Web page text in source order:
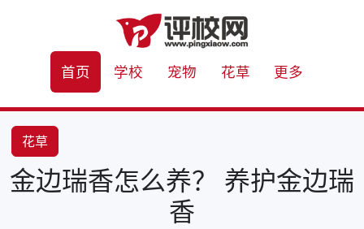
首页 学校 宠物 花草 更多
花草
金边瑞香怎么养？ 养护金边瑞
香